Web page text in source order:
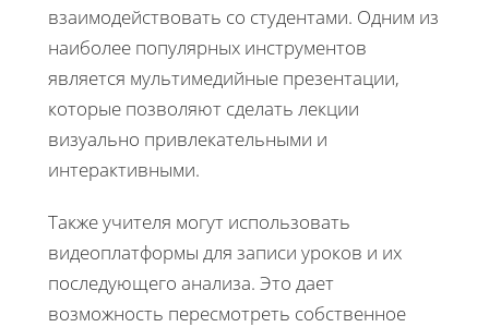
взаимодействовать со студентами. Одним из
наиболее популярных инструментов
является мультимедийные презентации,
которые позволяют сделать лекции
визуально привлекательными и
интерактивными.
Также учителя могут использовать
видеоплатформы для записи уроков и их
последующего анализа. Это дает
возможность пересмотреть собственное